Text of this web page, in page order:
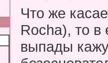
Что же
Rocha), то
выпады